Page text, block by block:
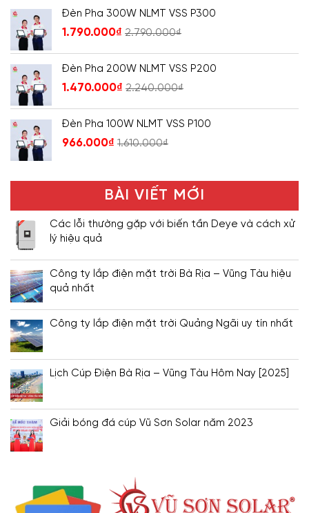
Đèn Pha 300W NLMT VSS P300
1.790.000₫ 2.790.000₫
Đèn Pha 200W NLMT VSS P200
1.470.000₫ 2.240.000₫
Đèn Pha 100W NLMT VSS P100
966.000₫ 1.610.000₫
BÀI VIẾT MỚI
Các lỗi thường gặp với biến tần Deye và cách xử
lý hiệu quả
Công ty lắp điện mặt trời Bà Rịa – Vũng Tàu hiệu
quả nhất
Công ty lắp điện mặt trời Quảng Ngãi uy tín nhất
Lịch Cúp Điện Bà Rịa – Vũng Tàu Hôm Nay [2025]
Giải bóng đá cúp Vũ Sơn Solar năm 2023